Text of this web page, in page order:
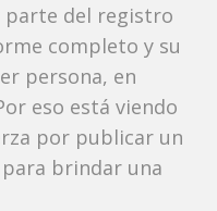
parte del registro
completo y su
persona, en
eso está viendo
por publicar un
brindar una